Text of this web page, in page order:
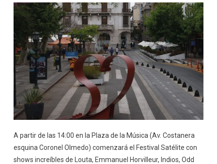
A partir de las 14:00 en la Plaza de la Música (Av. Costanera
esquina Coronel Olmedo) comenzará el Festival Satélite con
shows increíbles de Louta, Emmanuel Horvilleur, Indios, Odd